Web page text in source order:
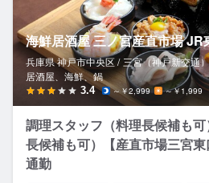
海鮮居酒屋 三ノ宮産直市場 JR
兵庫県 神戸市中央区 / 三宮（神戸新交通）
居酒屋、海鮮、鍋
3.4 ～￥2,999 ～￥1,999
調理スタッフ（料理長候補も
長候補も可）【産直市場三宮東
通勤